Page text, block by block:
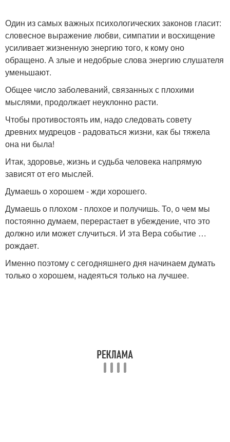
Один из самых важных психологических законов гласит:
словесное выражение любви, симпатии и восхищение
усиливает жизненную энергию того, к кому оно
обращено. А злые и недобрые слова энергию слушателя
уменьшают.
Общее число заболеваний, связанных с плохими
мыслями, продолжает неуклонно расти.
Чтобы противостоять им, надо следовать совету
древних мудрецов - радоваться жизни, как бы тяжела
она ни была!
Итак, здоровье, жизнь и судьба человека напрямую
зависят от его мыслей.
Думаешь о хорошем - жди хорошего.
Думаешь о плохом - плохое и получишь. То, о чем мы
постоянно думаем, перерастает в убеждение, что это
должно или может случиться. И эта Вера событие …
рождает.
Именно поэтому с сегодняшнего дня начинаем думать
только о хорошем, надеяться только на лучшее.